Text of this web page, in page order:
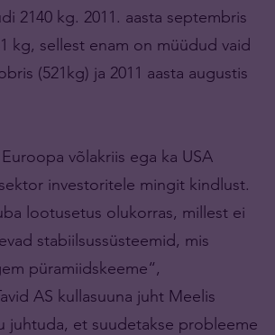
2140 kg. 2011. aasta septembris
kg, sellest enam on müüdud vaid
(521kg) ja 2011 aasta augustis
võlakriis ega ka USA
investoritele mingit kindlust.
lootusetus olukorras, millest ei
stabiilsussüsteemid, mis
püramiidskeeme“,
AS kullasuuna juht Meelis
juhtuda, et suudetakse probleeme